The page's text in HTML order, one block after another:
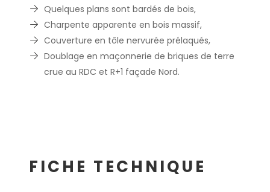
Quelques plans sont bardés de bois,
Charpente apparente en bois massif,
Couverture en tôle nervurée prélaqués,
Doublage en maçonnerie de briques de terre
crue au RDC et R+1 façade Nord.
FICHE TECHNIQUE